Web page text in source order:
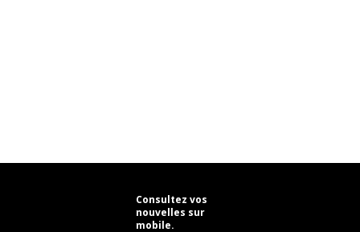
Consultez vos
nouvelles sur
mobile.